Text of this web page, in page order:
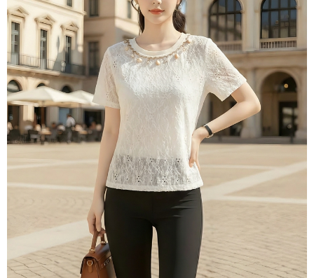
【注意事項】
１．透過由恩沛科技股份有限公司提供之「AFTEE先享後付」服務完成之交
易，需依本服務之必要範圍內提供個人資料，並將交易相關給付款項請求債
權轉讓予恩沛科技股份有限公司。
２．關於個人資料處理事宜，請瀏覽以下網址：
https://aftee.tw/terms/#terms3
３．未成年的使用者請事先徵得法定代理人或監護人之同意方可使用
「AFTEE先享後付」，若未經同意申辦者引起之損失，本公司不負相關責
４．使用「AFTEE先享後付」時，將依據個別帳號之用戶狀況，依本公司即
時審查核予不同之上限額度；若仍有額度不足之情形，本公司將視審查結果
５．嚴禁一人註冊多個帳號或使用他人資訊註冊。若發現惡意使用之情形，
恩沛科技股份有限公司將有權停止該用戶之使用額度並採取法律行動。
付款後萊爾富取貨
每筆NT$80，滿NT$699(含以上)免運費
7-11付款取貨
每筆NT$80，滿NT$699(含以上)免運費
付款後7-11取貨
每筆NT$80，滿NT$699(含以上)免運費
宅配
每筆NT$70，滿NT$699(含以上)免運費
離島-郵局寄送
每筆NT$90，滿NT$699(含以上)免運費
國家/地區配送